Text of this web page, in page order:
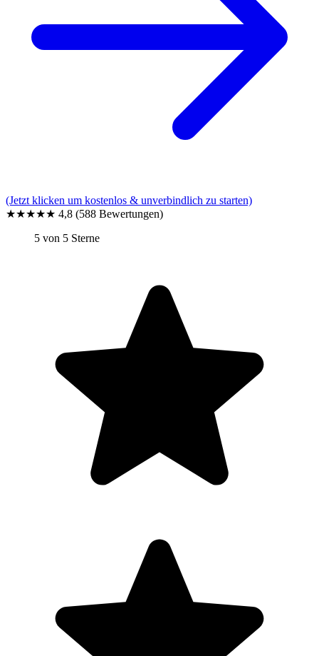
(Jetzt klicken um kostenlos & unverbindlich zu starten)
★★★★★ 4,8 (588 Bewertungen)
5 von 5 Sterne